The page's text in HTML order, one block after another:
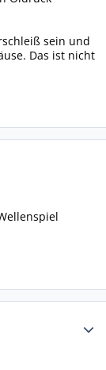
sein und
Das ist nicht